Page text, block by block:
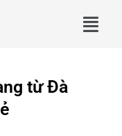
từ Đà